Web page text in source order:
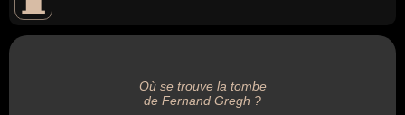
Où se trouve la tombe
de Fernand Gregh ?